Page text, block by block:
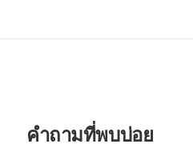
คำถามที่พบบ่อย